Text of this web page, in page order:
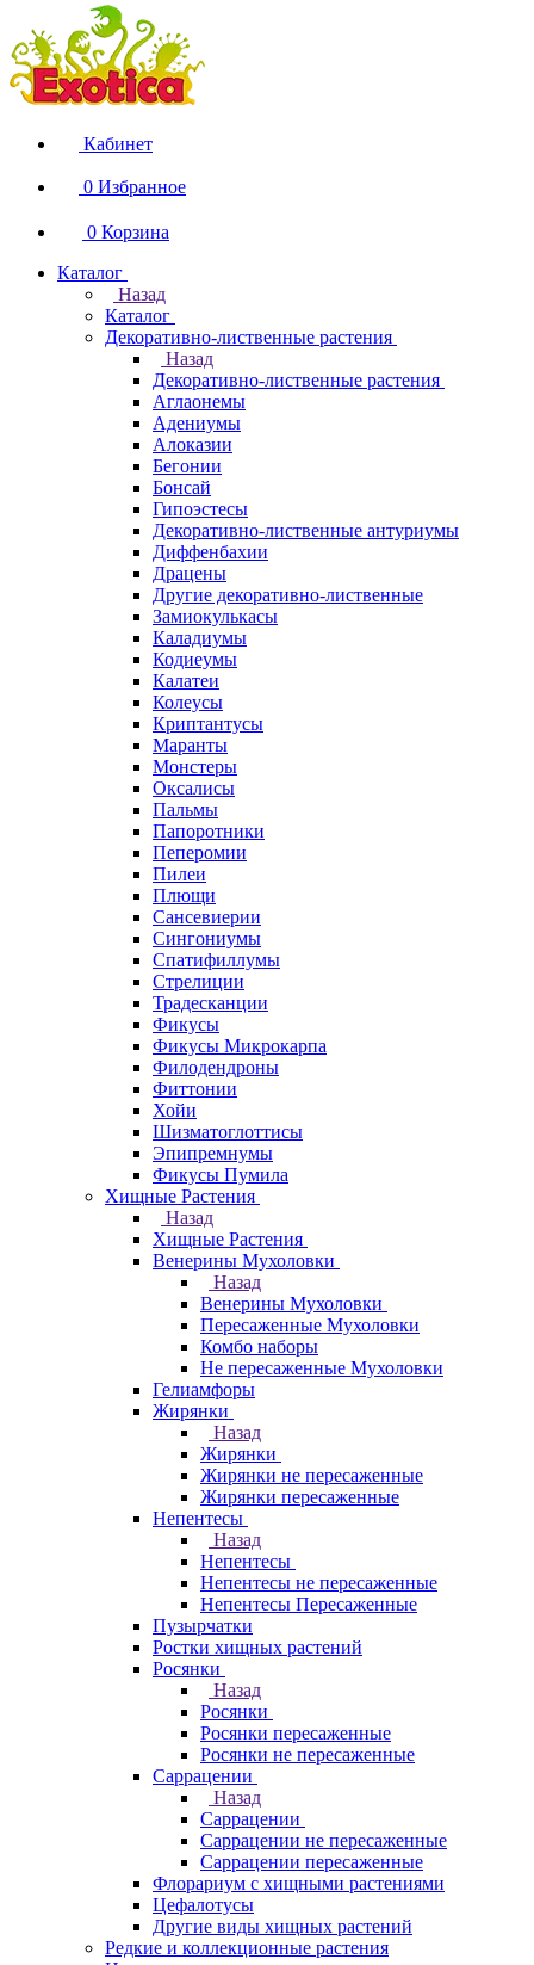
Кабинет
0 Избранное
0 Корзина
Каталог
Назад
Каталог
Декоративно-лиственные растения
Назад
Декоративно-лиственные растения
Аглаонемы
Адениумы
Алоказии
Бегонии
Бонсай
Гипоэстесы
Декоративно-лиственные антуриумы
Диффенбахии
Драцены
Другие декоративно-лиственные
Замиокулькасы
Каладиумы
Кодиеумы
Калатеи
Колеусы
Криптантусы
Маранты
Монстеры
Оксалисы
Пальмы
Папоротники
Пеперомии
Пилеи
Плющи
Сансевиерии
Сингониумы
Спатифиллумы
Стрелиции
Традесканции
Фикусы
Фикусы Микрокарпа
Филодендроны
Фиттонии
Хойи
Шизматоглоттисы
Эпипремнумы
Фикусы Пумила
Хищные Растения
Назад
Хищные Растения
Венерины Мухоловки
Назад
Венерины Мухоловки
Пересаженные Мухоловки
Комбо наборы
Не пересаженные Мухоловки
Гелиамфоры
Жирянки
Назад
Жирянки
Жирянки не пересаженные
Жирянки пересаженные
Непентесы
Назад
Непентесы
Непентесы не пересаженные
Непентесы Пересаженные
Пузырчатки
Ростки хищных растений
Росянки
Назад
Росянки
Росянки пересаженные
Росянки не пересаженные
Саррацении
Назад
Саррацении
Саррацении не пересаженные
Саррацении пересаженные
Флорариум с хищными растениями
Цефалотусы
Другие виды хищных растений
Редкие и коллекционные растения